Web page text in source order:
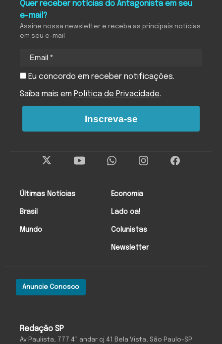
Redação SP
Av Paulista, 777 4º andar cj 41 Bela Vista, São Paulo-SP
Anuncie Conosco
Últimas Notícias
Brasil
Mundo
Economia
Lado oa!
Colunistas
Newsletter
Quer receber notícias do Antagonista em seu
e-mail?
Assine nossa newsletter e receba as principais notícias
em seu e-mail
Eu concordo em receber notificações.
Saiba mais em Política de Privacidade.
Inscreva-se